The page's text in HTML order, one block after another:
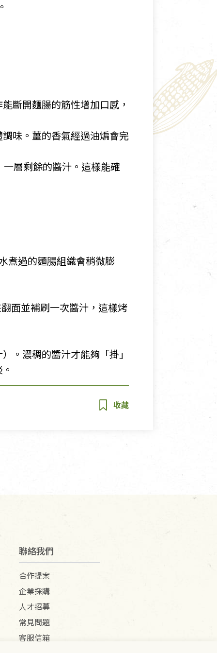
斷開麵腸的筋性增加口感，
味。薑的香氣經過油煸會完
層剩餘的醬汁。這樣能確
煮過的麵腸組織會稍微膨
面並補刷一次醬汁，這樣烤
。濃稠的醬汁才能夠「掛」
聯絡我們
合作提案
企業採購
人才招募
常見問題
客服信箱